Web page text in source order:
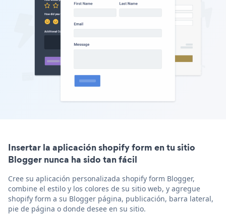
Insertar la aplicación shopify form en tu sitio
Blogger nunca ha sido tan fácil
Cree su aplicación personalizada shopify form Blogger,
combine el estilo y los colores de su sitio web, y agregue
shopify form a su Blogger página, publicación, barra lateral,
pie de página o donde desee en su sitio.